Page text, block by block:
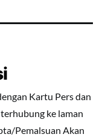
Kartu Pers dan
ke laman
Pemalsuan Akan